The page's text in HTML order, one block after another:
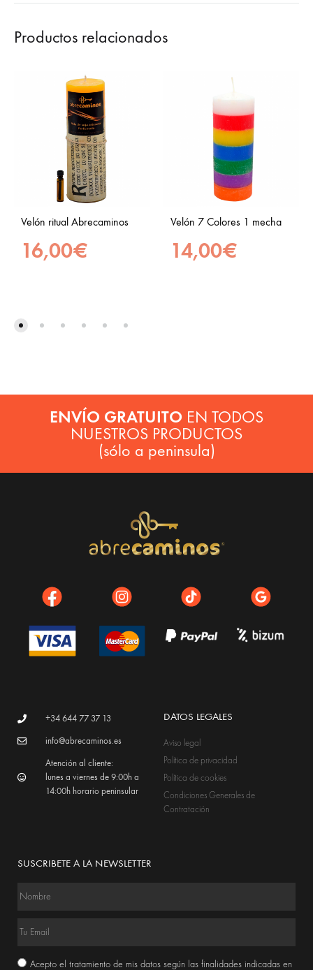
Productos relacionados
Velón ritual Abrecaminos
16,00€
Velón 7 Colores 1 mecha
14,00€
ENVÍO GRATUITO EN TODOS
NUESTROS PRODUCTOS
(sólo a peninsula)
+34 644 77 37 13
info@abrecaminos.es
Atención al cliente:
lunes a viernes de 9:00h a
14:00h horario peninsular
DATOS LEGALES
Aviso legal
Política de privacidad
Política de cookies
Condiciones Generales de
Contratación
SUSCRIBETE A LA NEWSLETTER
Acepto el tratamiento de mis datos según las finalidades indicadas en